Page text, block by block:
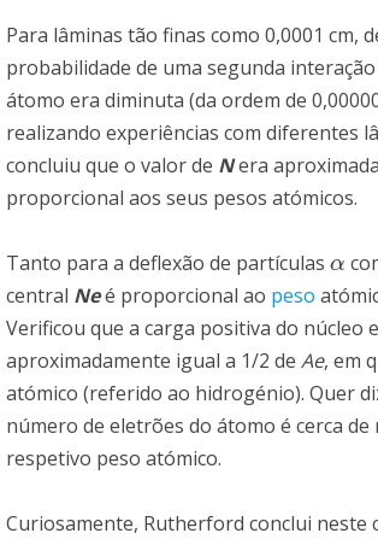
Para lâminas tão finas como 0,0001 cm,
probabilidade de uma segunda
átomo era diminuta (da ordem de
realizando experiências com diferentes
concluiu que o valor de Nera
proporcional aos seus pesos atómicos.
Tanto para a deflexão de partículas α
α
central Neé proporcional ao peso
Verificou que a carga positiva do núcleo
aproximadamente igual a 1/2 de Ae, em
atómico (referido ao hidrogénio). Quer
número de eletrões do átomo é cerca de
respetivo peso atómico.
Curiosamente, Rutherford conclui neste